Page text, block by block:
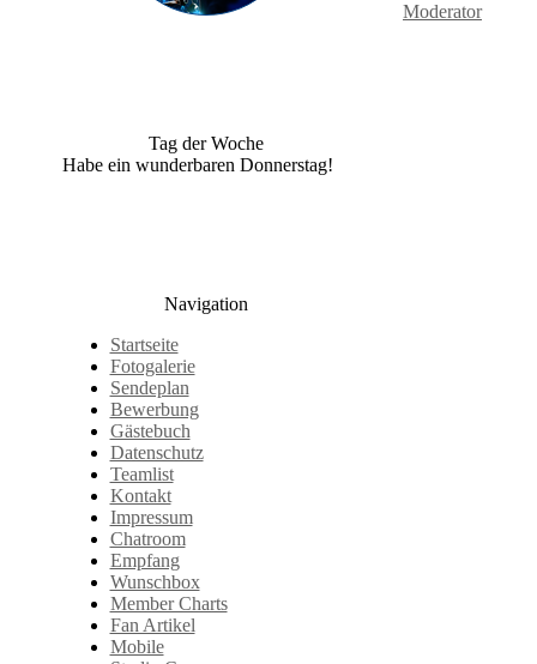
Tag der Woche
Habe ein wunderbaren Donnerstag!
Navigation
Startseite
Fotogalerie
Sendeplan
Bewerbung
Gästebuch
Datenschutz
Teamlist
Kontakt
Impressum
Chatroom
Empfang
Wunschbox
Member Charts
Fan Artikel
Mobile
Moderator